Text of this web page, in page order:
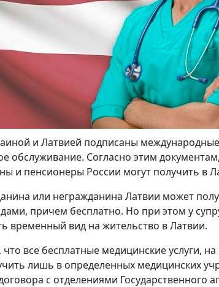
и Латвией подписаны
обслуживание. Согласно этим
и пенсионеры России могут получить в
или негражданина Латвии может
причем бесплатно. Но при этом у
временный вид на жительство в Латвии.
все бесплатные медицинские услуги,
лишь в определенных медицинских
с отделениями Государственного